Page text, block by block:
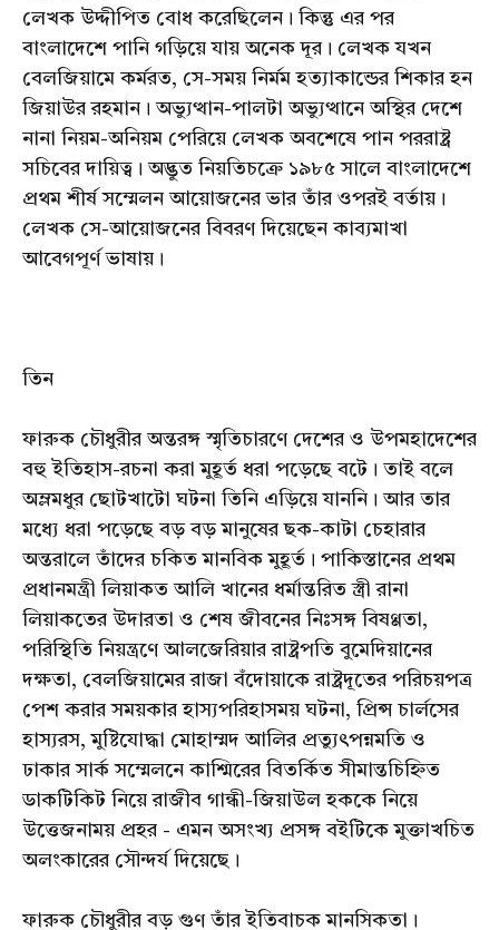
লেখক উদ্দীপিত বোধ করেছিলেন। কিন্তু এর পর
বাংলাদেশে পানি গড়িয়ে যায় অনেক দূর। লেখক যখন
বেলজিয়ামে কর্মরত, সে-সময় নির্মম হত্যাকান্ডের শিকার হন
জিয়াউর রহমান। অভ্যুত্থান-পালটা অভ্যুত্থানে অস্থির দেশে
নানা নিয়ম-অনিয়ম পেরিয়ে লেখক অবশেষে পান পররাষ্ট্র
সচিবের দায়িত্ব। অদ্ভুত নিয়তিচক্রে ১৯৮৫ সালে বাংলাদেশে
প্রথম শীর্ষ সম্মেলন আয়োজনের ভার তাঁর ওপরই বর্তায়।
লেখক সে-আয়োজনের বিবরণ দিয়েছেন কাব্যমাখা
আবেগপূর্ণ ভাষায়।
তিন
ফারুক চৌধুরীর অন্তরঙ্গ স্মৃতিচারণে দেশের ও উপমহাদেশের
বহু ইতিহাস-রচনা করা মুহূর্ত ধরা পড়েছে বটে। তাই বলে
অম্লমধুর ছোটখাটো ঘটনা তিনি এড়িয়ে যাননি। আর তার
মধ্যে ধরা পড়েছে বড় বড় মানুষের ছক-কাটা চেহারার
অন্তরালে তাঁদের চকিত মানবিক মুহূর্ত। পাকিস্তানের প্রথম
প্রধানমন্ত্রী লিয়াকত আলি খানের ধর্মান্তরিত স্ত্রী রানা
লিয়াকতের উদারতা ও শেষ জীবনের নিঃসঙ্গ বিষণ্ণতা,
পরিস্থিতি নিয়ন্ত্রণে আলজেরিয়ার রাষ্ট্রপতি বুমেদিয়ানের
দক্ষতা, বেলজিয়ামের রাজা বঁদোয়াকে রাষ্ট্রদূতের পরিচয়পত্র
পেশ করার সময়কার হাস্যপরিহাসময় ঘটনা, প্রিন্স চার্লসের
হাস্যরস, মুষ্টিযোদ্ধা মোহাম্মদ আলির প্রত্যুৎপন্নমতি ও
ঢাকার সার্ক সম্মেলনে কাশ্মিরের বিতর্কিত সীমান্তচিহ্নিত
ডাকটিকিট নিয়ে রাজীব গান্ধী-জিয়াউল হককে নিয়ে
উত্তেজনাময় প্রহর - এমন অসংখ্য প্রসঙ্গ বইটিকে মুক্তাখচিত
অলংকারের সৌন্দর্য দিয়েছে।
ফারুক চৌধুরীর বড় গুণ তাঁর ইতিবাচক মানসিকতা।